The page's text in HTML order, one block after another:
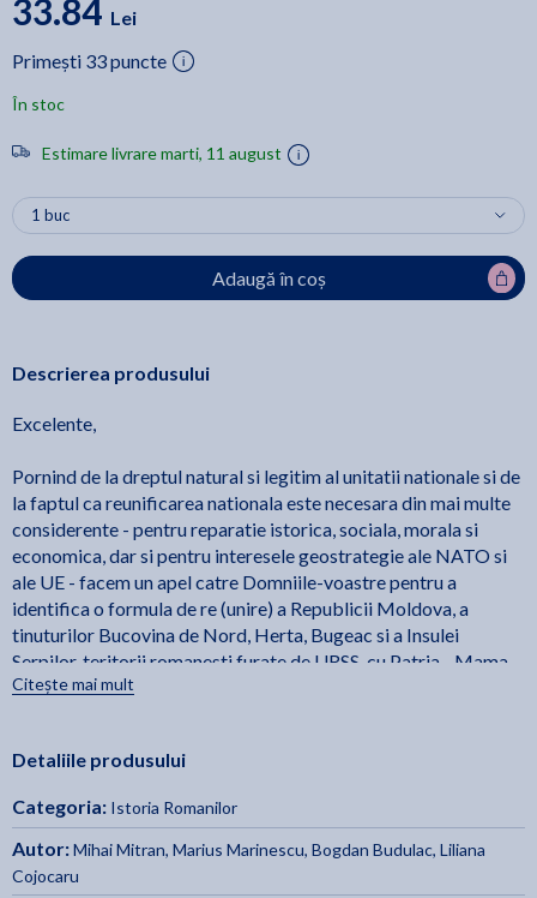
33.84 Lei
Primești 33 puncte
În stoc
Estimare livrare marti, 11 august
Adaugă în coș
Descrierea produsului
Excelente,
Pornind de la dreptul natural si legitim al unitatii nationale si de
la faptul ca reunificarea nationala este necesara din mai multe
considerente - pentru reparatie istorica, sociala, morala si
economica, dar si pentru interesele geostrategie ale NATO si
ale UE - facem un apel catre Domniile-voastre pentru a
identifica o formula de re (unire) a Republicii Moldova, a
tinuturilor Bucovina de Nord, Herta, Bugeac si a Insulei
Serpilor, teritorii romanesti furate de URSS, cu Patria - Mama,
Romania!
care, printr-o decizie criminala – Tratatul de la Ialta, semnat in
Stalin - ne-au aruncat sub bocanc rusesc.
In acelasi sens, un numar de 92 de fosti deputati din Republica
Moldova, impreuna cu o serie importanta de personalitati
Citește mai mult
Detaliile produsului
Categoria: Istoria Romanilor
Autor:Mihai Mitran, Marius Marinescu, Bogdan Budulac, Liliana
Cojocaru